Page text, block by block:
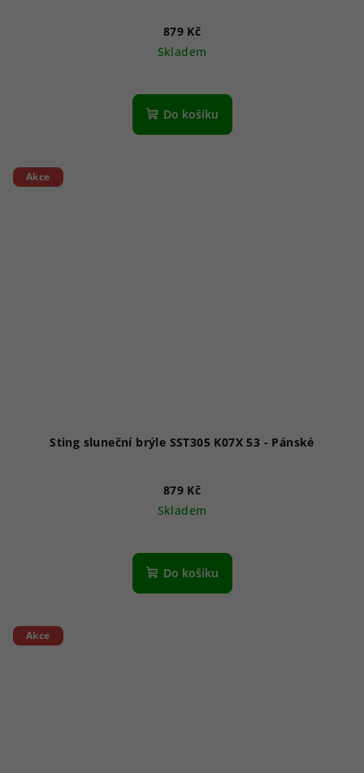
879 Kč
Skladem
Do košíku
Akce
Sting sluneční brýle SST305 K07X 53 - Pánské
879 Kč
Skladem
Do košíku
Akce